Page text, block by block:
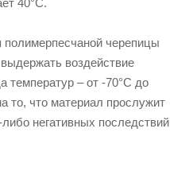
40°С.
черепицы
воздействие
температур – от -70°С до
то, что материал прослужит
негативных последствий